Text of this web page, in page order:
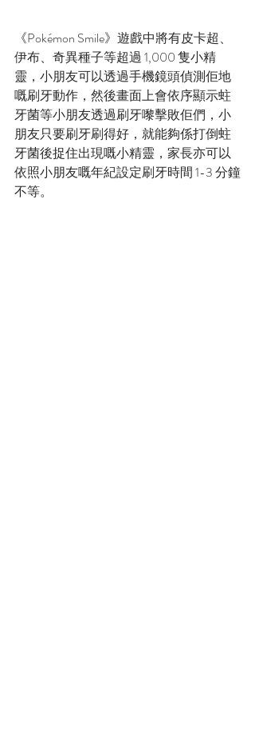
《Pokémon Smile》遊戲中將有皮卡超、
伊布、奇異種子等超過 1,000 隻小精
靈，小朋友可以透過手機鏡頭偵測佢地
嘅刷牙動作，然後畫面上會依序顯示蛀
牙菌等小朋友透過刷牙嚟擊敗佢們，小
朋友只要刷牙刷得好，就能夠係打倒蛀
牙菌後捉住出現嘅小精靈，家長亦可以
依照小朋友嘅年紀設定刷牙時間 1-3 分鐘
不等。